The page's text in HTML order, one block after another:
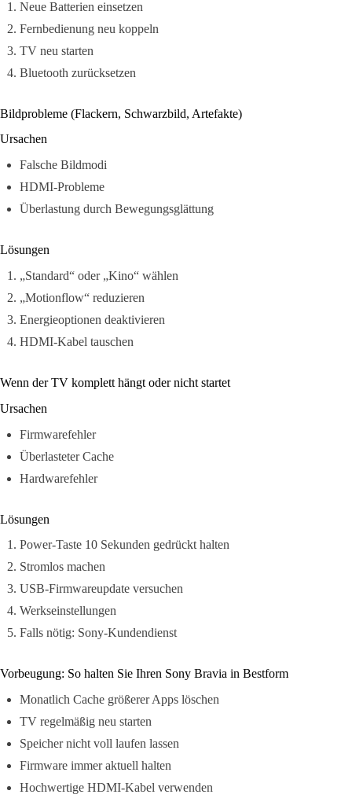
Neue Batterien einsetzen
Fernbedienung neu koppeln
TV neu starten
Bluetooth zurücksetzen
Bildprobleme (Flackern, Schwarzbild, Artefakte)
Ursachen
Falsche Bildmodi
HDMI-Probleme
Überlastung durch Bewegungsglättung
Lösungen
„Standard“ oder „Kino“ wählen
„Motionflow“ reduzieren
Energieoptionen deaktivieren
HDMI-Kabel tauschen
Wenn der TV komplett hängt oder nicht startet
Ursachen
Firmwarefehler
Überlasteter Cache
Hardwarefehler
Lösungen
Power-Taste 10 Sekunden gedrückt halten
Stromlos machen
USB-Firmwareupdate versuchen
Werkseinstellungen
Falls nötig: Sony-Kundendienst
Vorbeugung: So halten Sie Ihren Sony Bravia in Bestform
Monatlich Cache größerer Apps löschen
TV regelmäßig neu starten
Speicher nicht voll laufen lassen
Firmware immer aktuell halten
Hochwertige HDMI-Kabel verwenden